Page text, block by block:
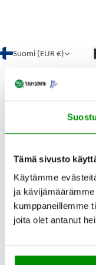
Tämä sivusto
Käytämme
ja
kumppaneillemme
joita olet antanut
Suomi (EUR €)